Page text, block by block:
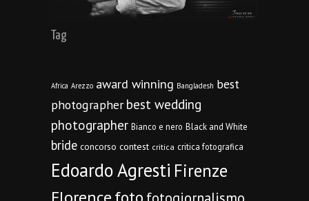
Tag
Africa Arezzo award winning Bangladesh best
photographer best wedding
photographer Bianco e nero Black and White
bride concorso contest critica critica fotografica
Edoardo Agresti Firenze